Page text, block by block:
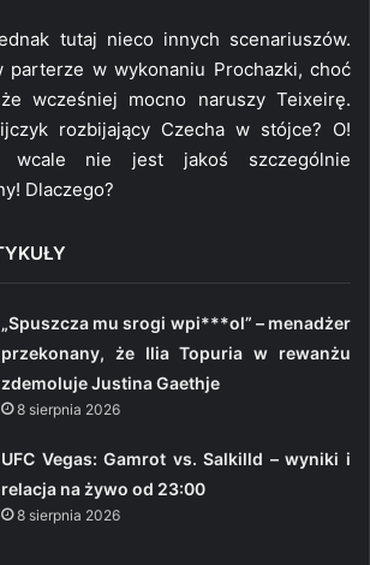
tutaj nieco innych scenariuszów.
parterze w wykonaniu Prochazki, choć
wcześniej mocno naruszy Teixeirę.
rozbijający Czecha w stójce? O!
wcale nie jest jakoś szczególnie
Dlaczego?
„Spuszcza mu srogi wpi***ol” – menadżer
przekonany, że Ilia Topuria w rewanżu
zdemoluje Justina Gaethje
8 sierpnia 2026
UFC Vegas: Gamrot vs. Salkilld – wyniki i
relacja na żywo od 23:00
8 sierpnia 2026